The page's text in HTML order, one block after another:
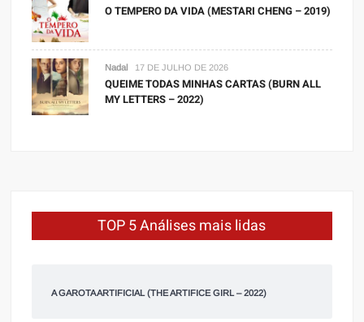
O TEMPERO DA VIDA (MESTARI CHENG – 2019)
Nadal 17 DE JULHO DE 2026
QUEIME TODAS MINHAS CARTAS (BURN ALL
MY LETTERS – 2022)
TOP 5 Análises mais lidas
A GAROTA ARTIFICIAL (THE ARTIFICE GIRL – 2022)